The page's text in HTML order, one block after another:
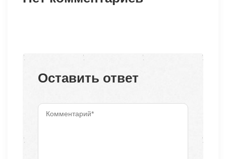
Оставить ответ